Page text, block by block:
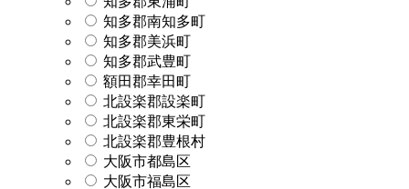
知多郡南知多町
知多郡美浜町
知多郡武豊町
額田郡幸田町
北設楽郡設楽町
北設楽郡東栄町
北設楽郡豊根村
大阪市都島区
大阪市福島区